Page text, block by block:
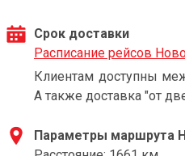
Срок доставки
Расписание рейсов
Клиентам доступны
А также доставка "от
Параметры маршрута